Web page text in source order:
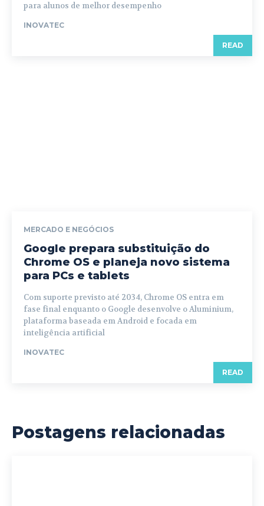
para alunos de melhor desempenho
INOVATEC
READ
MERCADO E NEGÓCIOS
Google prepara substituição do
Chrome OS e planeja novo sistema
para PCs e tablets
Com suporte previsto até 2034, Chrome OS entra em
fase final enquanto o Google desenvolve o Aluminium,
plataforma baseada em Android e focada em
inteligência artificial
INOVATEC
READ
Postagens relacionadas